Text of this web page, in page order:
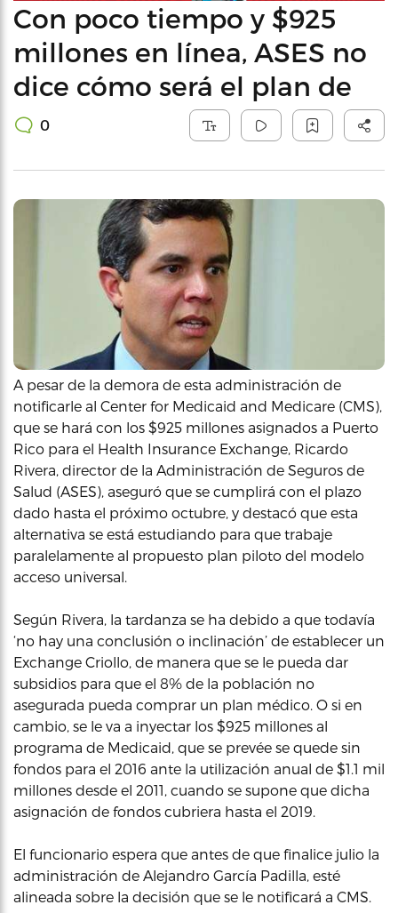
Con poco tiempo y $925
millones en línea, ASES no
dice cómo será el plan de
0
A pesar de la demora de esta administración de
notificarle al Center for Medicaid and Medicare (CMS),
que se hará con los $925 millones asignados a Puerto
Rico para el Health Insurance Exchange, Ricardo
Rivera, director de la Administración de Seguros de
Salud (ASES), aseguró que se cumplirá con el plazo
dado hasta el próximo octubre, y destacó que esta
alternativa se está estudiando para que trabaje
paralelamente al propuesto plan piloto del modelo
acceso universal.
Según Rivera, la tardanza se ha debido a que todavía
‘no hay una conclusión o inclinación’ de establecer un
Exchange Criollo, de manera que se le pueda dar
subsidios para que el 8% de la población no
asegurada pueda comprar un plan médico. O si en
cambio, se le va a inyectar los $925 millones al
programa de Medicaid, que se prevée se quede sin
fondos para el 2016 ante la utilización anual de $1.1 mil
millones desde el 2011, cuando se supone que dicha
asignación de fondos cubriera hasta el 2019.
El funcionario espera que antes de que finalice julio la
administración de Alejandro García Padilla, esté
alineada sobre la decisión que se le notificará a CMS.